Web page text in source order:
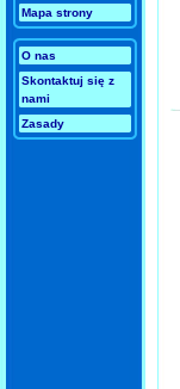
Mapa strony
O nas
Skontaktuj się z
nami
Zasady